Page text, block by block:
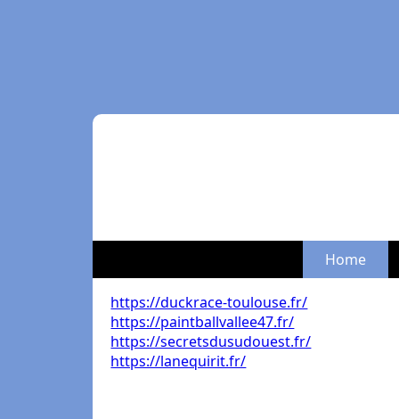
Home
https://duckrace-toulouse.fr/
https://paintballvallee47.fr/
https://secretsdusudouest.fr/
https://lanequirit.fr/